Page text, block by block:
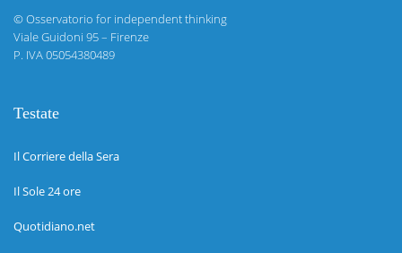
©Osservatorio for independent thinking
Viale Guidoni 95 – Firenze
P. IVA 05054380489
Testate
Il Corriere della Sera
Il Sole 24 ore
Quotidiano.net